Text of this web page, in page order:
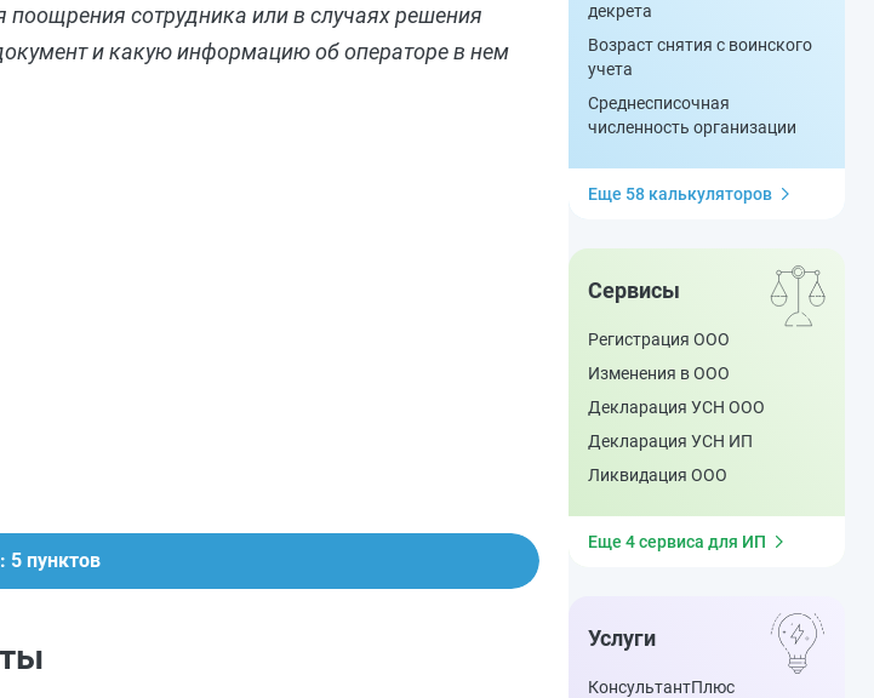
поощрения сотрудника или в случаях решения
и какую информацию об операторе в нем
5 пунктов
декрета
Возраст снятия с воинского
учета
Среднесписочная
численность организации
Еще 58 калькуляторов
Сервисы
Регистрация ООО
Изменения в ООО
Декларация УСН ООО
Декларация УСН ИП
Ликвидация ООО
Еще 4 сервиса для ИП
Услуги
КонсультантПлюс